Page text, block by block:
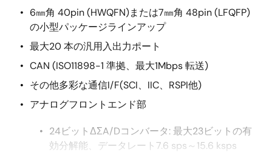
6㎜角 40pin (HWQFN)または7㎜角 48pin (LFQFP)
の小型パッケージラインアップ
最大20 本の汎用入出力ポート
CAN (ISO11898-1 準拠、最大1Mbps 転送)
その他多彩な通信I/F(SCI、IIC、RSPI他)
アナログフロントエンド部
24ビットΔΣA/Dコンバータ: 最大23ビットの有
効分解能、データレート7.6 sps～15.6 ksps